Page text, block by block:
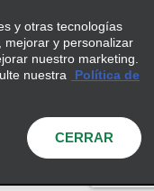
derechos
y otras tecnologías
mejorar y personalizar
nuestro marketing.
nuestra
Política de
CERRAR